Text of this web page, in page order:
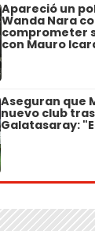
Apareció un
Wanda Nara
comprometer
con Mauro
Aseguran que
nuevo club
Galatasaray: